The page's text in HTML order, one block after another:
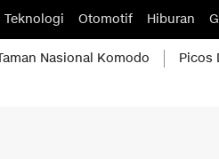
Teknologi Otomotif Hiburan
Nasional Komodo Picos